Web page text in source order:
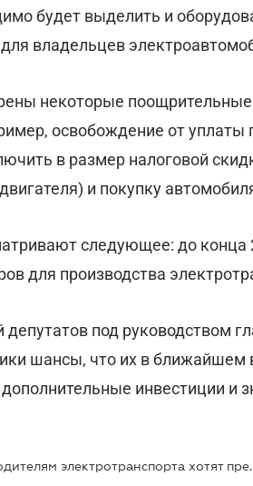
будет выделить и
владельцев
некоторые
освобождение от уплаты
в размер налоговой
и покупку
следующее: до конца
для производства
под руководством
шансы, что их в ближайшем
инвестиции и
Собственникам и